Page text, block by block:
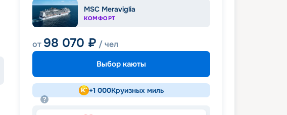
MSC Meraviglia
КОМФОРТ
от 98 070 ₽ / чел
Выбор каюты
+1 000Круизных миль